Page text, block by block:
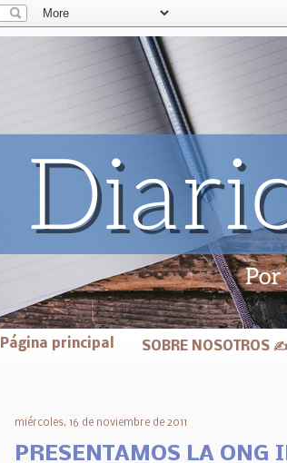
Página principal SOBRE NOSOTROS
miércoles, 16 de noviembre de 2011
PRESENTAMOS LA ONG